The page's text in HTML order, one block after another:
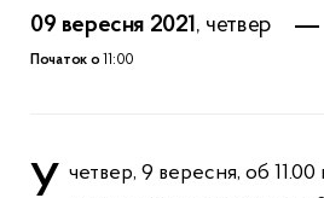
09 вересня 2021, четвер
Початок о 11:00
У четвер, 9 вересня, об 11.00 в обласній